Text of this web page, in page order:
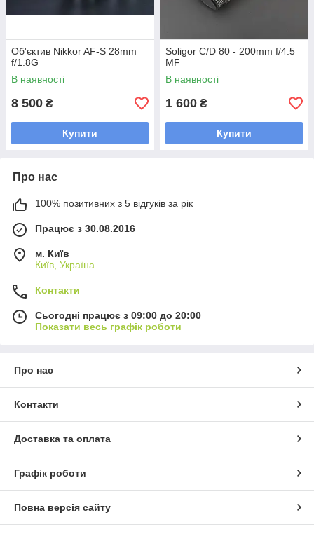
Об'єктив Nikkor AF-S 28mm
f/1.8G
В наявності
8 500 ₴
Купити
Soligor C/D 80 - 200mm f/4.5
MF
В наявності
1 600 ₴
Купити
Про нас
100% позитивних з 5 відгуків за рік
Працює з 30.08.2016
м. Київ
Київ, Україна
Контакти
Сьогодні працює з 09:00 до 20:00
Показати весь графік роботи
Про нас
Контакти
Доставка та оплата
Графік роботи
Повна версія сайту